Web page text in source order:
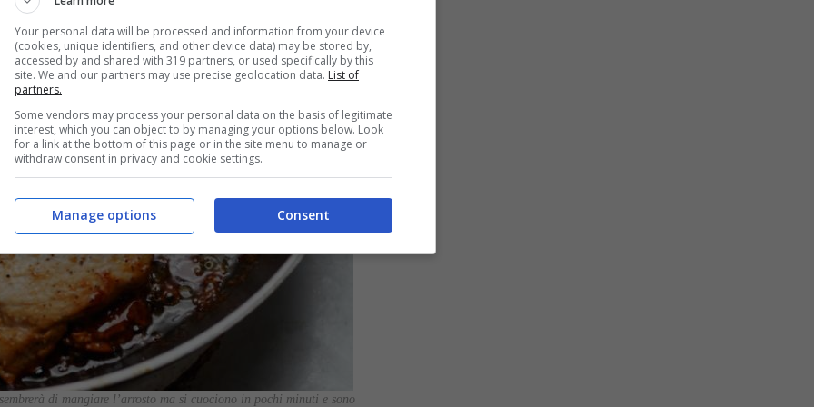
di mangiare l’arrosto ma si cuociono in pochi minuti e sono
Your personal data will be processed and information from your device
(cookies, unique identifiers, and other device data) may be stored by,
accessed by and shared with 319 partners, or used specifically by this
site. We and our partners may use precise geolocation data. List of
partners.
Some vendors may process your personal data on the basis of legitimate
interest, which you can object to by managing your options below. Look
for a link at the bottom of this page or in the site menu to manage or
withdraw consent in privacy and cookie settings.
Consent
Manage options